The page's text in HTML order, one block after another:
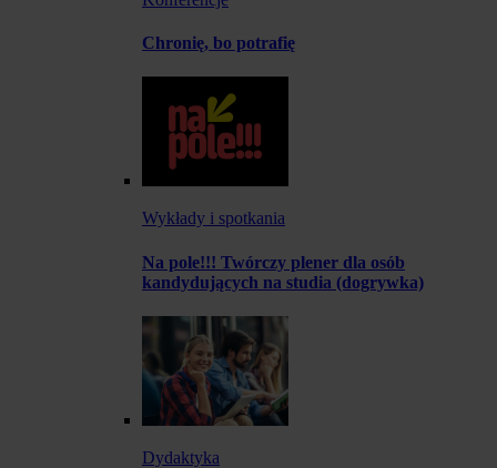
Chronię, bo potrafię
Wykłady i spotkania
Na pole!!! Twórczy plener dla osób
kandydujących na studia (dogrywka)
Dydaktyka